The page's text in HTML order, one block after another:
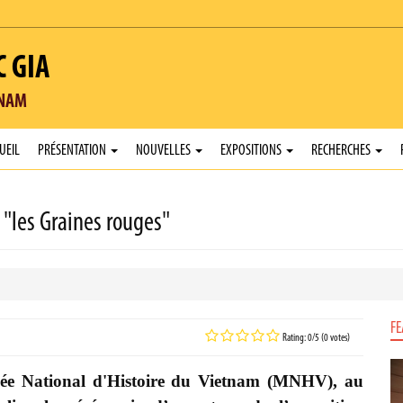
GIA
PRÉSENTATION NOUVELLES EXPOSITIONS RECHERCHES
Graines rouges"
Rating: 0/5 (0 votes)
National d'Histoire du Vietnam (MNHV), au